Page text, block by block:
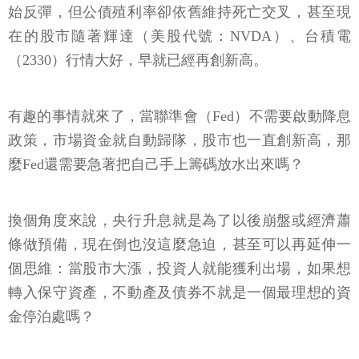
始反彈，但公債殖利率卻依舊維持死亡交叉，甚至現
在的股市隨著輝達（美股代號：NVDA）、台積電
（2330）行情大好，早就已經再創新高。
有趣的事情就來了，當聯準會（Fed）不需要啟動降息
政策，市場資金就自動歸隊，股市也一直創新高，那
麼Fed還需要急著把自己手上籌碼放水出來嗎？
換個角度來說，央行升息就是為了以後崩盤或經濟蕭
條做預備，現在倒也沒這麼急迫，甚至可以再延伸一
個思維：當股市大漲，投資人就能獲利出場，如果想
轉入保守資產，不動產及債券不就是一個最理想的資
金停泊處嗎？